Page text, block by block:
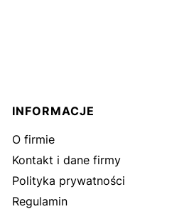
INFORMACJE
O firmie
Kontakt i dane firmy
Polityka prywatności
Regulamin